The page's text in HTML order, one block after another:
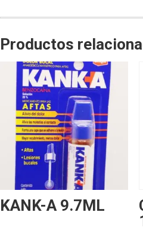
Productos
KANK-A 9.7ML